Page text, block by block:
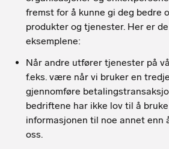
fremst for å kunne gi deg bedre
produkter og tjenester. Her er
eksemplene:
Når andre utfører tjenester på
f.eks. være når vi bruker en
gjennomføre
bedriftene har ikke lov til å
informasjonen til noe annet enn
oss.